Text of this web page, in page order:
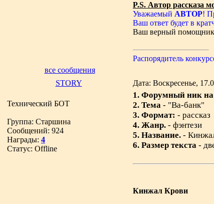
P.S. Автор рассказа
Уважаемый АВТОР!
Ваш ответ будет в
Ваш верный
Распорядитель
все сообщения
STORY
Дата: Воскресенье,
Технический БОТ
Группа: Старшина
Сообщений: 924
Награды: 4
Статус: Offline
1. Форумный ник
2. Тема - "Ва-банк"
3. Формат: - рассказ
4. Жанр. - фэнтези
5. Название. -
6. Размер текста -
Кинжал Крови